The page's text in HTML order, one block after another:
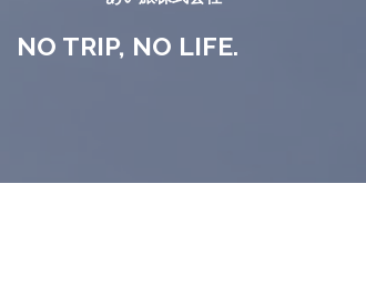
NO TRIP, NO LIFE.